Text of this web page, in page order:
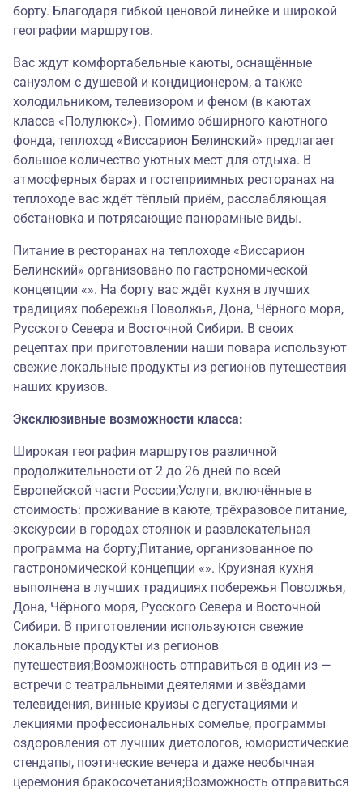
борту. Благодаря гибкой ценовой линейке и широкой
географии маршрутов.
Вас ждут комфортабельные каюты, оснащённые
санузлом с душевой и кондиционером, а также
холодильником, телевизором и феном (в каютах
класса «Полулюкс»). Помимо обширного каютного
фонда, теплоход «Виссарион Белинский» предлагает
большое количество уютных мест для отдыха. В
атмосферных барах и гостеприимных ресторанах на
теплоходе вас ждёт тёплый приём, расслабляющая
обстановка и потрясающие панорамные виды.
Питание в ресторанах на теплоходе «Виссарион
Белинский» организовано по гастрономической
концепции «». На борту вас ждёт кухня в лучших
традициях побережья Поволжья, Дона, Чёрного моря,
Русского Севера и Восточной Сибири. В своих
рецептах при приготовлении наши повара используют
свежие локальные продукты из регионов путешествия
наших круизов.
Эксклюзивные возможности класса:
Широкая география маршрутов различной
продолжительности от 2 до 26 дней по всей
Европейской части России;Услуги, включённые в
стоимость: проживание в каюте, трёхразовое питание,
экскурсии в городах стоянок и развлекательная
программа на борту;Питание, организованное по
гастрономической концепции «». Круизная кухня
выполнена в лучших традициях побережья Поволжья,
Дона, Чёрного моря, Русского Севера и Восточной
Сибири. В приготовлении используются свежие
локальные продукты из регионов
путешествия;Возможность отправиться в один из —
встречи с театральными деятелями и звёздами
телевидения, винные круизы с дегустациями и
лекциями профессиональных сомелье, программы
оздоровления от лучших диетологов, юмористические
стендапы, поэтические вечера и даже необычная
церемония бракосочетания;Возможность отправиться